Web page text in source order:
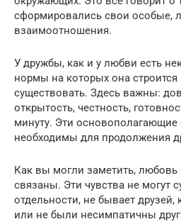
сформировались свои особые,
взаимоотношения.
У дружбы, как и у любви есть
нормы на которых она
существовать. Здесь важны:
открытость, честность,
минуту. Эти основополагающие
необходимы для продолжения
Как вы могли заметить, любовь
связаны. Эти чувства не могут
отдельности, не бывает
или не были несимпатичны